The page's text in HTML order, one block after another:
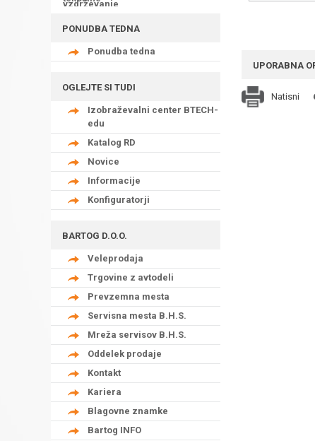
PONUDBA TEDNA
Ponudba tedna
OGLEJTE SI TUDI
Izobraževalni center BTECH-
edu
Katalog RD
Novice
Informacije
Konfiguratorji
BARTOG D.O.O.
Veleprodaja
Trgovine z avtodeli
Prevzemna mesta
Servisna mesta B.H.S.
Mreža servisov B.H.S.
Oddelek prodaje
Kontakt
Kariera
Blagovne znamke
Bartog INFO
UPORABNA
Natisni